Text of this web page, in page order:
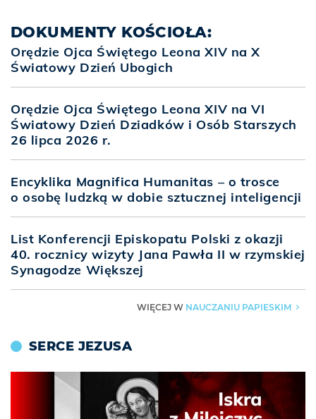
DOKUMENTY KOŚCIOŁA:
Orędzie Ojca Świętego Leona XIV na X
Światowy Dzień Ubogich
Orędzie Ojca Świętego Leona XIV na VI
Światowy Dzień Dziadków i Osób Starszych
26 lipca 2026 r.
Encyklika Magnifica Humanitas – o trosce
o osobę ludzką w dobie sztucznej inteligencji
List Konferencji Episkopatu Polski z okazji
40. rocznicy wizyty Jana Pawła II w rzymskiej
Synagodze Większej
NAUCZANIU PAPIESKIM ▶
SERCE JEZUSA